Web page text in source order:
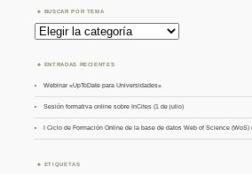
BUSCAR POR TEMA
Buscar
por
Tema
ENTRADAS RECIENTES
Webinar «UpToDate para Universidades»
Sesión formativa online sobre InCites (1 de julio)
I Ciclo de Formación Online de la base de datos Web of Science (WoS)
ETIQUETAS